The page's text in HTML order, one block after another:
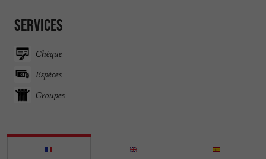
Services
Chèque
Espèces
Groupes